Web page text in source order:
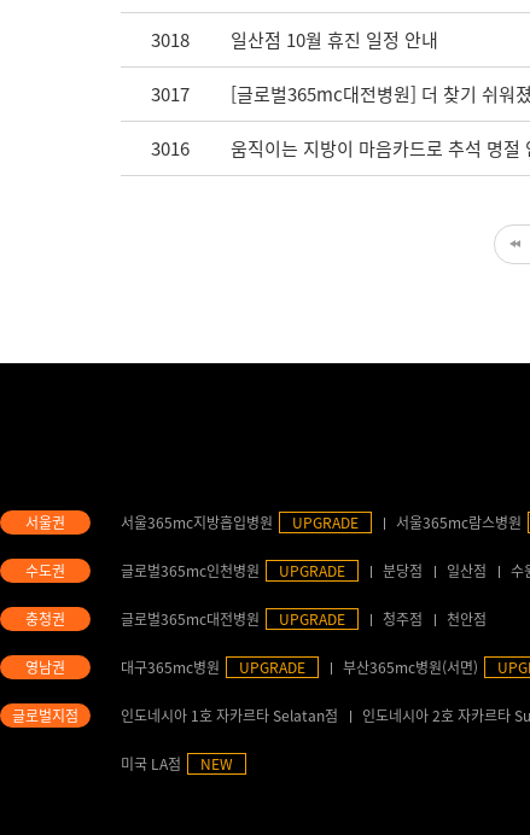
3018 일산점 10월 휴진 일정 안내
3017 [글로벌365mc대전병원] 더 찾기 쉬워
3016 움직이는 지방이 마음카드로 추석 명절
서울365mc지방흡입병원 UPGRADE 서울365mc람스병원
글로벌365mc인천병원 UPGRADE 분당점 일산점 수
글로벌365mc대전병원 UPGRADE 청주점 천안점
대구365mc병원 UPGRADE 부산365mc병원(서면)
인도네시아 1호 자카르타 Selatan점 인도네시아 2호 자카르타
미국 LA점 NEW